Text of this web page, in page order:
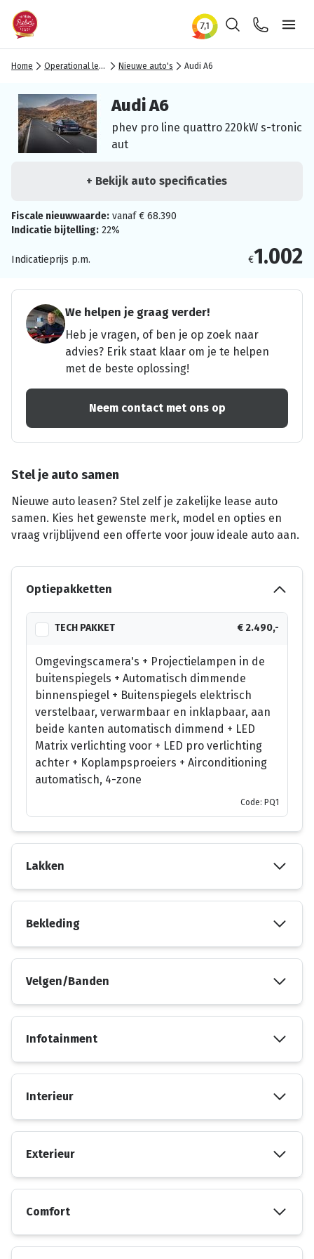
ZoekenContact
Home Operational lease Nieuwe auto's Audi A6
Audi A6
phev pro line quattro 220kW s-tronic
aut
+ Bekijk auto specificaties
Fiscale nieuwwaarde: vanaf € 68.390
Indicatie bijtelling: 22%
Indicatieprijs p.m. €1.002
We helpen je graag verder!
Heb je vragen, of ben je op zoek naar
advies? Erik staat klaar om je te helpen
met de beste oplossing!
Neem contact met ons op
Stel je auto samen
Nieuwe auto leasen? Stel zelf je zakelijke lease auto
samen. Kies het gewenste merk, model en opties en
vraag vrijblijvend een offerte voor jouw ideale auto aan.
Optiepakketten
TECH PAKKET € 2.490,-
Omgevingscamera's + Projectielampen in de
buitenspiegels + Automatisch dimmende
binnenspiegel + Buitenspiegels elektrisch
verstelbaar, verwarmbaar en inklapbaar, aan
beide kanten automatisch dimmend + LED
Matrix verlichting voor + LED pro verlichting
achter + Koplampsproeiers + Airconditioning
automatisch, 4-zone
Code: PQ1
Lakken
Bekleding
Velgen/Banden
Infotainment
Interieur
Exterieur
Comfort